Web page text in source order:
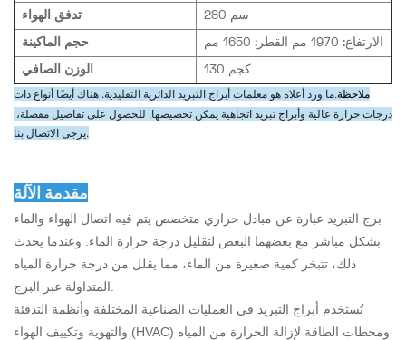
تدفق الهواء 280 سم
حجم الماكينة الارتفاع: 1970 مم القطر: 1650 مم
الوزن الصافي 130 كجم
ملاحظة:ما ورد أعلاه هو معلمات أبراج التبريد الدائرية التقليدية. هناك أيضًا أنواع ذات
درجات حرارة عالية وأبراج تبريد اتجاهية يمكن تخصيصها. للحصول على تفاصيل مفصلة، ​​
يرجى الاتصال بنا.
مقدمة الآلة
برج التبريد عبارة عن مبادل حراري متخصص يتم فيه اتصال الهواء والماء
بشكل مباشر مع بعضهما البعض لتقليل درجة حرارة الماء. وعندما يحدث
ذلك، تتبخر كمية صغيرة من الماء، مما يقلل من درجة حرارة المياه
تُستخدم أبراج التبريد في العمليات الصناعية المختلفة وأنظمة التدفئة
والتهوية وتكييف الهواء (HVAC) ومحطات الطاقة لإزالة الحرارة من المياه